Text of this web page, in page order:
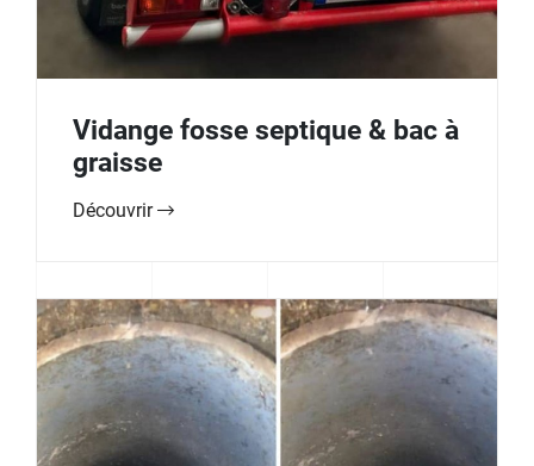
Vidange fosse septique & bac à
graisse
Découvrir